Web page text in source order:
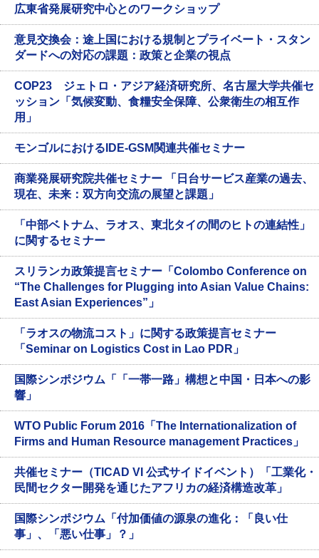
広東省発展研究中心とのワークショップ
意見交換会：途上国における規制とプライベート・スタン
ダードへの対応の課題：政策と企業の視点
COP23 ジェトロ・アジア経済研究所、名古屋大学共催セ
ッション「気候変動、食糧安全保障、公衆衛生の相互作
用」
モンゴルにおけるIDE-GSM関連共催セミナー
商業発展研究院共催セミナー 「日台サービス産業の過去、
現在、未来：双方向交流の展望と課題」
「中部ベトナム、ラオス、東北タイの間のヒトの連結性」
に関するセミナー
スリランカ政策提言セミナー「Colombo Conference on
“The Challenges for Plugging into Asian Value Chains:
East Asian Experiences”」
「ラオスの物流コスト」に関する政策提言セミナー
「Seminar on Logistics Cost in Lao PDR」
国際シンポジウム「「一帯一路」構想と中国・日本への影
響」
WTO Public Forum 2016「The Internationalization of
Firms and Human Resource management Practices」
共催セミナー（TICAD VI 公式サイドイベント）「工業化・
民間セクター開発を通じたアフリカの経済構造改革」
国際シンポジウム「付加価値の源泉の進化：「良い仕
事」、「悪い仕事」？」